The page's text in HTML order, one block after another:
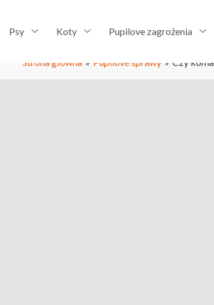
Psy Koty Pupilove zagrożenia
Strona główna » Pupilove sprawy » Czy